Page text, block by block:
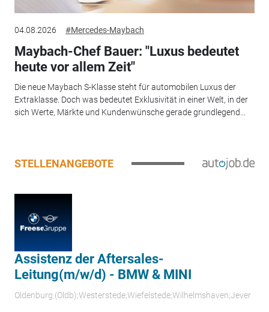
04.08.2026 #Mercedes-Maybach
Maybach-Chef Bauer: "Luxus bedeutet
heute vor allem Zeit"
Die neue Maybach S-Klasse steht für automobilen Luxus der
Extraklasse. Doch was bedeutet Exklusivität in einer Welt, in der
sich Werte, Märkte und Kundenwünsche gerade grundlegend...
STELLENANGEBOTE
Assistenz der Aftersales-
Leitung(m/w/d) - BMW & MINI
Oldenburg (Oldb);Westerstede;Wiefelstede;Wilhelmshaven;Jever